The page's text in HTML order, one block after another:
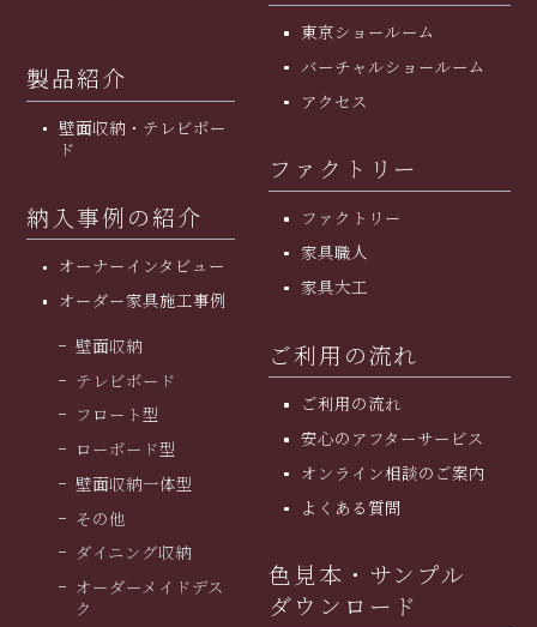
製品紹介
壁面収納・テレビボー
ド
納入事例の紹介
オーナーインタビュー
オーダー家具施工事例
壁面収納
テレビボード
フロート型
ローボード型
壁面収納一体型
その他
ダイニング収納
オーダーメイドデス
ク
東京ショールーム
バーチャルショールーム
アクセス
ファクトリー
ファクトリー
家具職人
家具大工
ご利用の流れ
ご利用の流れ
安⼼のアフターサービス
オンライン相談のご案内
よくある質問
色見本・サンプル
ダウンロード